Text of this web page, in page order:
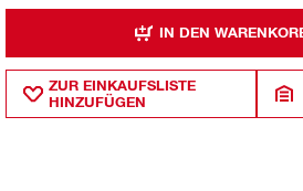
IN DEN
ZUR EINKAUFSLISTE
HINZUFÜGEN